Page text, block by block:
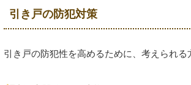
引き戸の防犯対策
引き戸の防犯性を高めるために、考えられる